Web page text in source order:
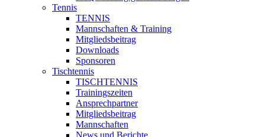
Tennis
TENNIS
Mannschaften & Training
Mitgliedsbeitrag
Downloads
Sponsoren
Tischtennis
TISCHTENNIS
Trainingszeiten
Ansprechpartner
Mitgliedsbeitrag
Mannschaften
News und Berichte